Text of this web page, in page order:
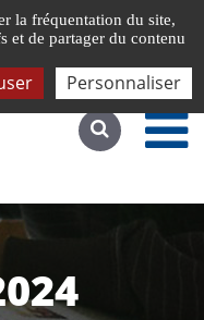
la fréquentation du site,
et de partager du contenu
Personnaliser